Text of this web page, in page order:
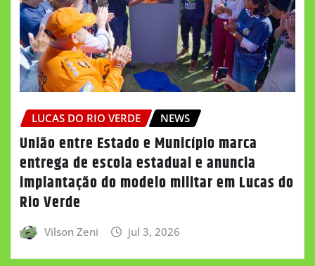
LUCAS DO RIO VERDE NEWS
União entre Estado e Município marca
entrega de escola estadual e anuncia
implantação do modelo militar em Lucas do
Rio Verde
Vilson Zeni jul 3, 2026